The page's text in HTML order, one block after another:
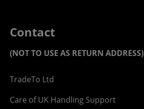
Contact
(NOT TO USE AS RETURN ADDRESS)
TradeTo Ltd
Care of UK Handling Support